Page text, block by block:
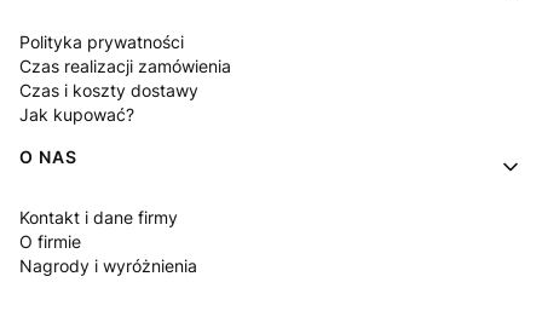
Polityka prywatności
Czas realizacji zamówienia
Czas i koszty dostawy
Jak kupować?
O NAS
Kontakt i dane firmy
O firmie
Nagrody i wyróżnienia